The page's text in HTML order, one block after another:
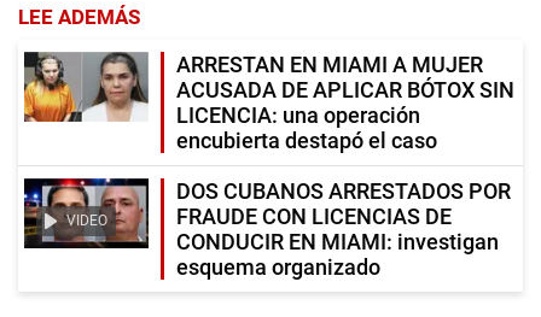
LEE ADEMÁS
ARRESTAN EN MIAMI A MUJER
ACUSADA DE APLICAR BÓTOX SIN
LICENCIA: una operación
encubierta destapó el caso
VIDEO
DOS CUBANOS ARRESTADOS POR
FRAUDE CON LICENCIAS DE
CONDUCIR EN MIAMI: investigan
esquema organizado